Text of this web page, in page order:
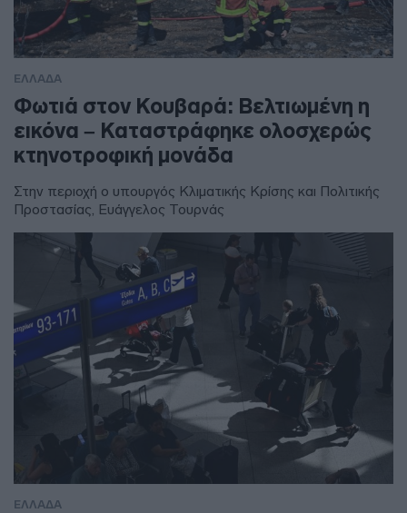
ΕΛΛΑΔΑ
Φωτιά στον Κουβαρά: Βελτιωμένη η
εικόνα – Καταστράφηκε ολοσχερώς
κτηνοτροφική μονάδα
Στην περιοχή ο υπουργός Κλιματικής Κρίσης και Πολιτικής
Προστασίας, Ευάγγελος Τουρνάς
ΕΛΛΑΔΑ